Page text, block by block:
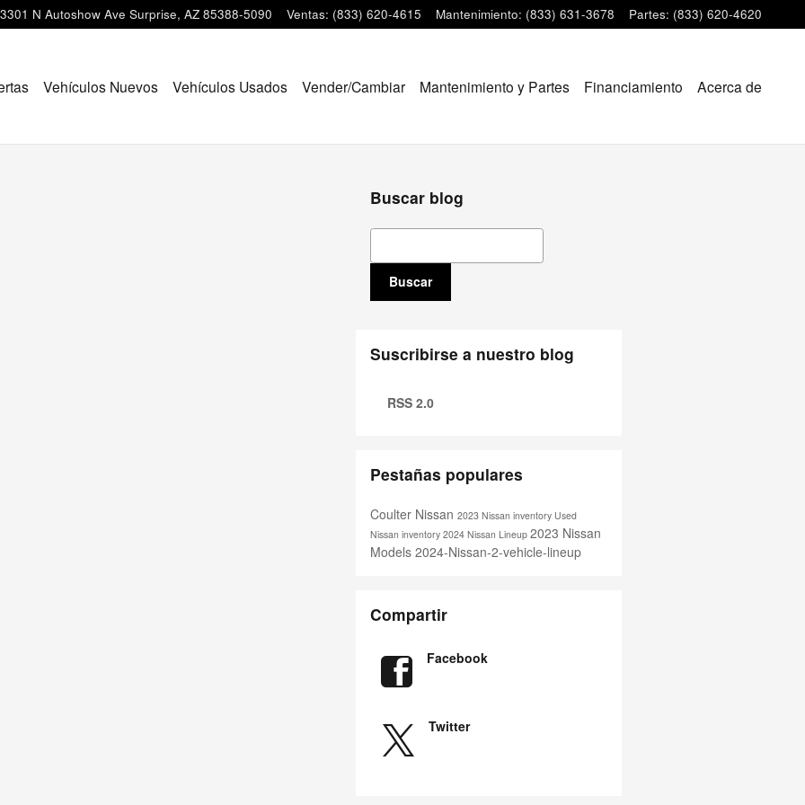
N Autoshow Ave Surprise, AZ 85388-5090 Ventas: (833) 620-4615 Mantenimiento: (833) 631-3678 Partes: (833) 620-4620
Vehículos Nuevos Vehículos Usados Vender/Cambiar Mantenimiento y Partes Financiamiento Acerca de
Buscar blog
Buscar blog
Buscar
Suscribirse a nuestro blog
RSS 2.0
Pestañas populares
Coulter Nissan 2023 Nissan inventory Used
Nissan inventory 2024 Nissan Lineup 2023 Nissan
Models 2024-Nissan-2-vehicle-lineup
Compartir
Facebook
Twitter